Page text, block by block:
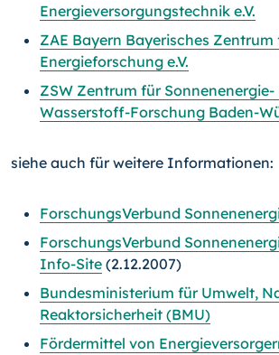
Energieversorgungstechnik e.V.
ZAE Bayern Bayerisches
Energieforschung e.V.
ZSW Zentrum für Sonnenenergie-
Wasserstoff-Forschung Baden-
siehe auch für weitere Informationen:
ForschungsVerbund
ForschungsVerbund
Info-Site (2.12.2007)
Bundesministerium für Umwelt,
Reaktorsicherheit (BMU)
Fördermittel von